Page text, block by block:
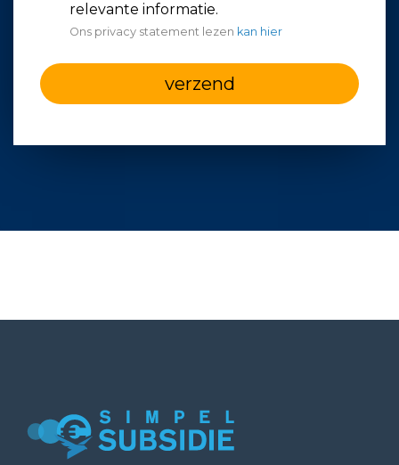
relevante informatie.
Ons privacy statement lezen kan hier
verzend